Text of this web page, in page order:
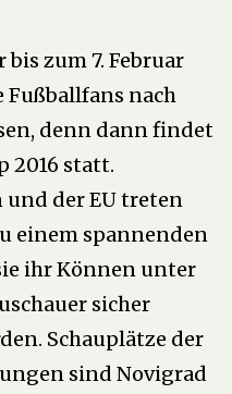
bis zum 7. Februar
Fußballfans nach
denn dann findet
2016 statt.
der EU treten
einem spannenden
ihr Können unter
sicher
Schauplätze der
sind Novigrad